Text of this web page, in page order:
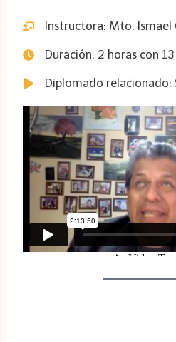
Instructora: Mto. Ismael
Duración: 2 horas con
Diplomado relacionado: